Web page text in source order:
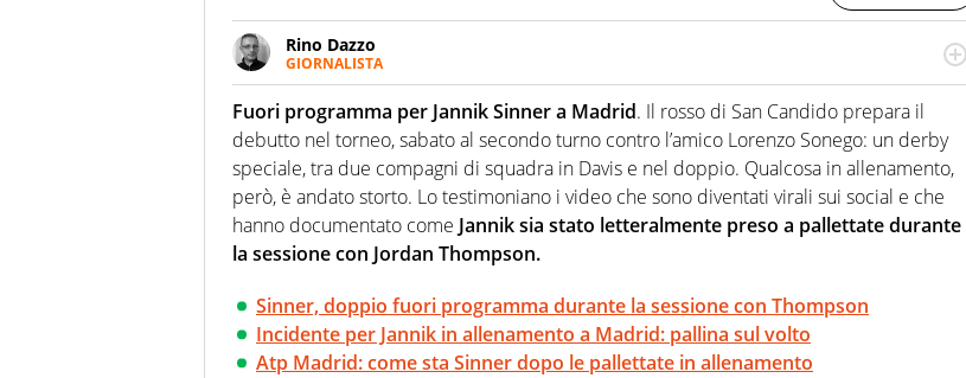
Rino Dazzo
GIORNALISTA
Se mai ci fosse modo di traslare il glossario del calcio in una nicchia di esperti, lui ne
farebbe parte. Non si perde una svista arbitrale né gli umori social del mondo delle
curve
Fuori programma per Jannik Sinner a Madrid. Il rosso di San Candido prepara il
debutto nel torneo, sabato al secondo turno contro l’amico Lorenzo Sonego: un derby
speciale, tra due compagni di squadra in Davis e nel doppio. Qualcosa in allenamento,
però, è andato storto. Lo testimoniano i video che sono diventati virali sui social e che
hanno documentato come Jannik sia stato letteralmente preso a pallettate durante
la sessione con Jordan Thompson.
Sinner, doppio fuori programma durante la sessione con Thompson
Incidente per Jannik in allenamento a Madrid: pallina sul volto
Atp Madrid: come sta Sinner dopo le pallettate in allenamento